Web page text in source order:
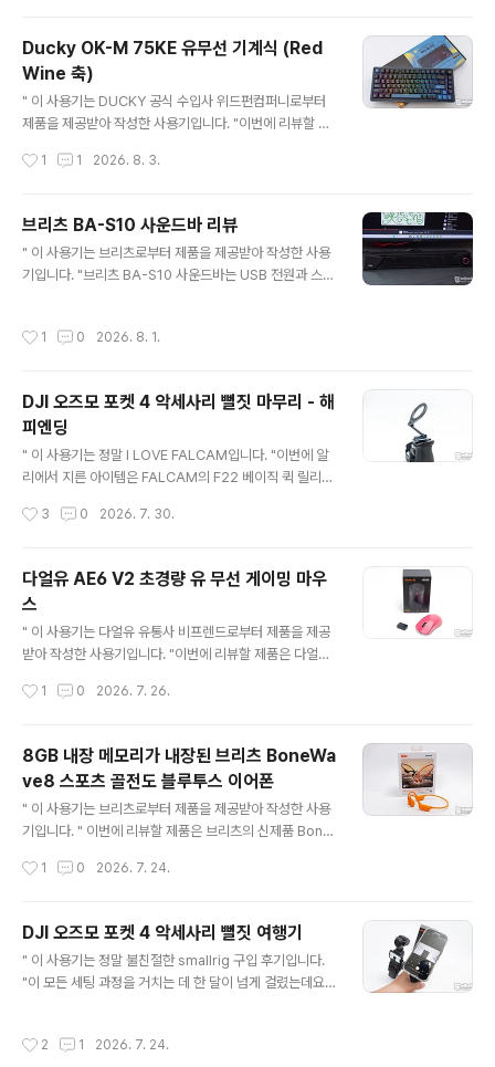
을 꼼꼼히 확인하니 페탈 스위치는 저압 택타일 스위치라
는 점에 관심이 생깁니다. 과연 어떤 특징과 느낌을 가지고
있는지 리뷰를 통해 자세히 살펴보겠습니다. 스펙 정보 M
X2A 넌클릭 VS MX2A 페탈 그래프 비교 MX2A PETA
벼운 걸림(Light Tactile)을..
Ducky OK-M 75KE 유무선 기계식 (Red
Wine 축)
" 이 사용기는 DUCKY 공식 수입사 위드펀컴퍼니로부터
제품을 제공받아 작성한 사용기입니다. "이번에 리뷰할 제
축)입니다. 정말 오랜만에 마주하는 더키 키보드인데요. 과
리고 독보적인 디자인으로 인지도가 높았던 브랜드였지만,
한동안 신제품 정보가 뜸했는데 새로운 유통사와 더불어
다시 키보드 시장이라는 잔잔한 연못에 돌을 던지고 있습
니다. 개인적으론 범용적인 디자인과 설계 구성으로 실속
더키 로고와 제품의 실물 이미지, VIA 지..
1 1 2026. 8. 3.
브리츠 BA-S10 사운드바 리뷰
" 이 사용기는 브리츠로부터 제품을 제공받아 작성한 사용
기입니다. "브리츠 BA-S10 사운드바는 USB 전원과 스테
인이 세련된 느낌을 줍니다. 특히 책상 앞에 앉은 사용자의
살펴보겠습니다. 리뷰~ Start!! 패키지 & 스펙 정보 패키지
는 제품 이미지와 모델명, 모니터, 노트북 사용 가능을 표현
하고 있습니다.패키지 뒷면에는 제품의 포인트 특징인 모
니터, 노트북 사용, 인체공학 앵글, 헤드폰 입력, 마이크 입
1 0 2026. 8. 1.
DJI 오즈모 포켓 4 악세사리 뻘짓 마무리 - 해
피엔딩
" 이 사용기는 정말 I LOVE FALCAM입니다. "이번에 알
리에서 지른 아이템은 FALCAM의 F22 베이직 퀵 릴리즈
은 플레이트가 포함된 아답터 세트로 판매되는 경우가 많
단, 가격은 싸지 않으니 참고하시고요.구성품은 플레이트
와 육간 랜치 겸 별나사 드라이버, 플레이트 내부 교체용 실
리콘 링, 플레이트 1.4"-20 스크류 양옆에 고정하는 고정
핀 세트가 들어있습니다.F22 베이직 퀵 릴리즈 플레이트
는 한쪽은 1/4"-20 스크류 나사가 있는 표면은 미끄럼을
한 4방향으로 빠르게 탈부착이 가능한 퀵 릴리즈 형태로
3 0 2026. 7. 30.
다얼유 AE6 V2 초경량 유 무선 게이밍 마우
스
" 이 사용기는 다얼유 유통사 비프렌드로부터 제품을 제공
받아 작성한 사용기입니다. "이번에 리뷰할 제품은 다얼유
다. 다얼유는 새로운 모델이 출시할 때마다 빠르게 업그레
접했을 때 내부 구조가 조금 독특한 부분이 있어서 궁금했
는데 실제로 사용해 보니 마우스 기본에 충실한 기구 설계
에서 스펙, 퍼포먼스, 그리고 가성비까지 겸비하고 있는데
요. 자. 그럼. 리뷰를 통해 자세히 살펴보겠습니다. 리뷰~ S
tart!! 패키지 & 스펙 정보 다얼유 AE6 V2 패키지는 마우
딕 54 칩셋, KBS 라이트 버튼, 용골 ..
1 0 2026. 7. 26.
8GB 내장 메모리가 내장된 브리츠 BoneWa
ve8 스포츠 골전도 블루투스 이어폰
" 이 사용기는 브리츠로부터 제품을 제공받아 작성한 사용
기입니다. " 이번에 리뷰할 제품은 브리츠의 신제품 Bone
도 이어폰으로 오해하실 수 있지만, 이 제품은 8GB 내장
여기에 수심 1m 이내에서 방수가 가능한 IPX8 등급을 지
원하여, 요즘 같은 날씨에 땀을 많이 흘리는 운동 환경이나
수중 활동에서도 안심하고 사용할 수 있는 제품인데요. 리
이어폰 패키지 전면에는 블랙/오렌지 컬러의 제품 이미..
1 0 2026. 7. 24.
DJI 오즈모 포켓 4 악세사리 뻘짓 여행기
" 이 사용기는 정말 불친절한 smallrig 구입 후기입니다.
"이 모든 세팅 과정을 거치는 데 한 달이 넘게 걸렸는데요.
쇼츠 영상만 보면서 "오? 뭔가 있어 보이는데? 편해 보이는
2 1 2026. 7. 24.